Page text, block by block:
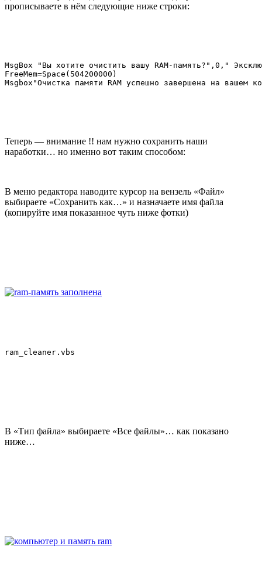
прописываете в нём следующие ниже строки:
MsgBox "Вы хотите очистить вашу RAM-память?",0,"
FreeMem=Space(504200000)
Msgbox"Очистка памяти RAM успешно завершена на вашем
Теперь — внимание !! нам нужно сохранить наши
наработки… но именно вот таким способом:
В меню редактора наводите курсор на вензель «Файл»
выбираете «Сохранить как…» и назначаете имя файла
(копируйте имя показанное чуть ниже фотки)
ram_cleaner.vbs
В «Тип файла» выбираете «Все файлы»… как показано
ниже…